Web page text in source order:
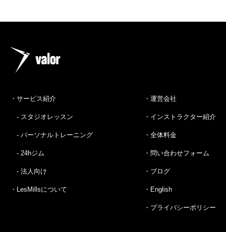
・サービス紹介
- スタジオレッスン
- パーソナルトレーニング
- 24hジム
- 法人向け
・LesMillsについて
・運営会社
・インストラクター紹介
・全体料金
・問い合わせフォーム
・ブログ
・English
・プライバシーポリシー